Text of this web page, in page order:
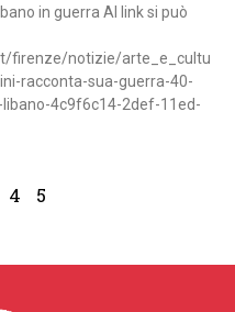
in guerra Al link si può
firenze/notizie/arte_e_cultu
racconta-sua-guerra-40-
4c9f6c14-2def-11ed-
4 5